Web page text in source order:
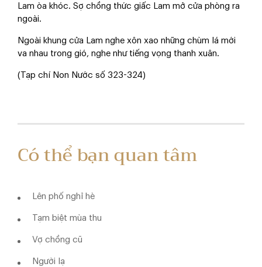
Lam òa khóc. Sợ chồng thức giấc Lam mở cửa phòng ra
ngoài.
Ngoài khung cửa Lam nghe xôn xao những chùm lá mới
va nhau trong gió, nghe như tiếng vọng thanh xuân.
(Tạp chí Non Nước số 323-324)
Có thể bạn quan tâm
Lên phố nghỉ hè
Tạm biệt mùa thu
Vợ chồng cũ
Người lạ